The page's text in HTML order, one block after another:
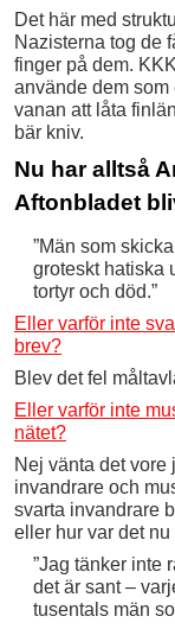
Det här med
Nazisterna tog de
finger på dem.
använde dem
vanan att låta
bär kniv.
Nu har alltså
Aftonbladet
”Män som
groteskt hatiska
tortyr och död.”
Eller varför inte
brev?
Blev det fel
Eller varför inte
nätet?
Nej vänta det vore
invandrare och
svarta invandrare
eller hur var det
”Jag tänker ­inte
det är sant –
tusentals män